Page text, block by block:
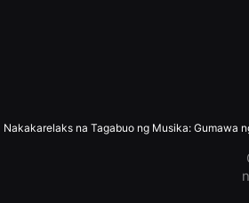
Nakakarelaks na Tagabuo ng Musika: Gumawa